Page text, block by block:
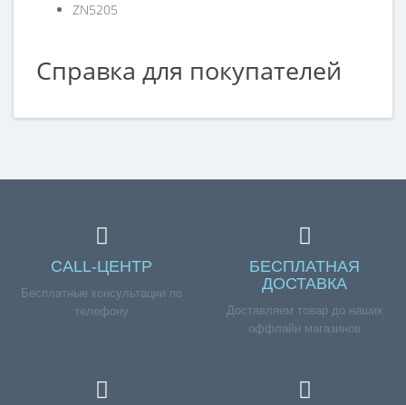
ZN5205
Справка для покупателей
машины ELECTROLUX, ZANUSSI 1W x 180°, (клемма в
CALL-ЦЕНТР
Бесплатные консультации по
телефону
БЕСПЛАТНАЯ
ДОСТАВКА
Доставляем товар до наших
оффлайн магазинов